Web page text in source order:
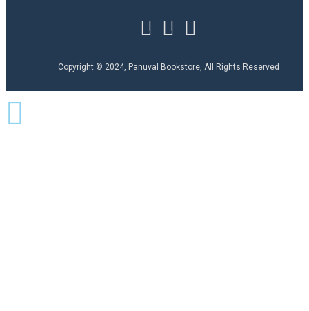
Copyright © 2024, Panuval Bookstore, All Rights Reserved